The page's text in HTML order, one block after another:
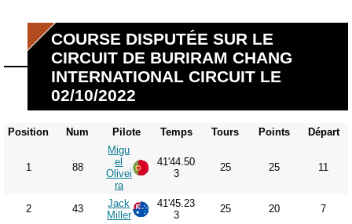
COURSE DISPUTÉE SUR LE
CIRCUIT DE BURIRAM CHANG
INTERNATIONAL CIRCUIT LE
02/10/2022
Position Num Pilote Temps Tours Points Départ
1 88
Migu
el
Olivei
ra
41'44.50
3
25 25 11
2 43
Jack
Miller
41'45.23
3
25 20 7